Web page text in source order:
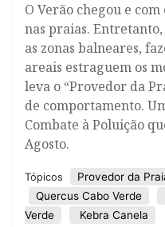
O Verão chegou e
nas praias.
as zonas balneares,
areais estraguem os
leva o “Provedor da
de comportamento.
Combate à Poluição
Agosto.
Tópicos Provedor da
Quercus Cabo Verde
Verde
Kebra Canela